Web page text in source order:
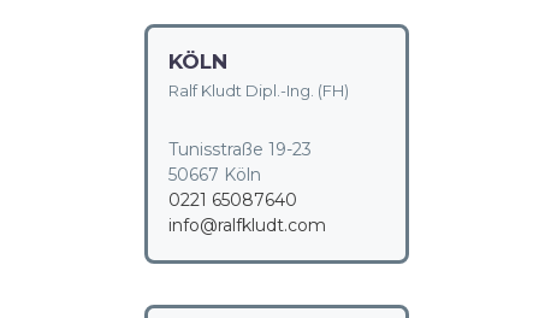
KÖLN
Ralf Kludt Dipl.-Ing. (FH)
Tunisstraße 19-23
50667 Köln
0221 65087640
info@ralfkludt.com